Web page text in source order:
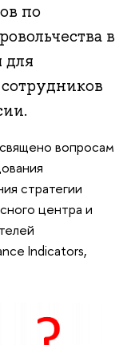
по
в
для
вопросам
стратегии
центра и
Indicators,